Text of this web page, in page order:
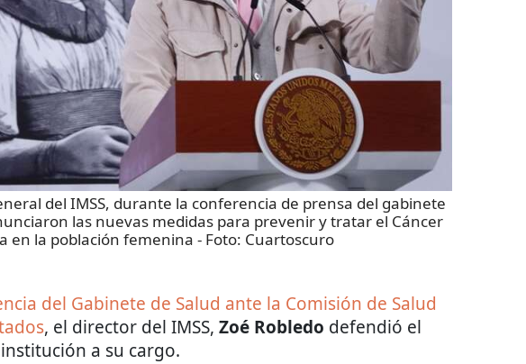
del IMSS, durante la conferencia de prensa del gabinete
las nuevas medidas para prevenir y tratar el Cáncer
en la población femenina - Foto: Cuartoscuro
del Gabinete de Salud ante la Comisión de Salud
, el director del IMSS, Zoé Robledo defendió el
a su cargo.